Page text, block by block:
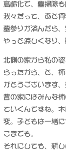
高齢化で、墓掃除も
我々だって、あと
墓参りが済んだら、
やっと涼しくなり、
北側の家から私の
らったから、と、
がとうございます、
昔の家にはみんな
ていくんですね。
変。子どもは一緒
こまでも。
それにしても、新